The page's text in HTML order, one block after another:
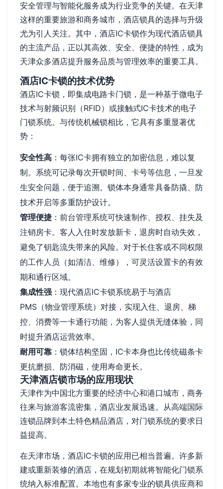
安全管理与智能化服务成为行业竞争的关键。在天津
这样的重要旅游和商务城市，酒店锁具的选择与升级
尤为引人关注。其中，酒店IC卡锁作为现代酒店锁具
的主流产品，正以其高效、安全、便捷的特性，成为
天津众多酒店提升服务品质与管理效率的重要工具。
酒店IC卡锁的技术优势
酒店IC卡锁，即集成电路卡门锁，是一种基于微电子
技术与射频识别（RFID）或接触式IC卡技术的电子
门锁系统。与传统机械锁相比，它具有多重显著优
势：
安全性高 ：每张IC卡拥有独立的加密信息，难以复
制。系统可记录每次开锁时间、卡号等信息，一旦发
生安全问题，便于追溯。锁体本身通常具备防撬、防
技术开启等多重防护设计。
管理便捷 ：前台管理系统可快速制作、授权、挂失及
注销房卡。客人入住时发放新卡，退房时自动失效，
避免了钥匙流失带来的风险。对于长住客或不同权限
的工作人员（如清洁、维修），可灵活设置卡的有效
期和通行区域。
集成性强 ：现代酒店IC卡锁系统易于与酒店
PMS（物业管理系统）对接，实现入住、退房、梯
控、消费等一卡通行功能，为客人提供无缝体验，同
时提升酒店运营效率。
耐用可靠 ：锁体结构坚固，IC卡本身也比传统磁条卡
更抗磨损、防消磁，使用寿命更长。
天津酒店锁市场的应用现状
天津作为中国北方重要的经济中心和港口城市，商务
往来与旅游客流密集，酒店业发展迅速。从高端国际
连锁品牌到本土特色精品酒店，对门锁系统的要求日
益提高。
在天津市场，酒店IC卡锁的应用已相当普遍。许多新
建或重新装修的酒店，在规划初期就将智能化门锁系
统纳入标准配置。本地也有多家专业的锁具供应商和